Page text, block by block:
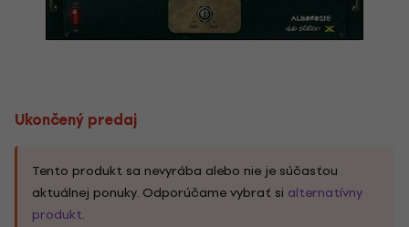
Ukončený predaj
Tento produkt sa nevyrába alebo nie je súčasťou
aktuálnej ponuky. Odporúčame vybrať si alternatívny
produkt.